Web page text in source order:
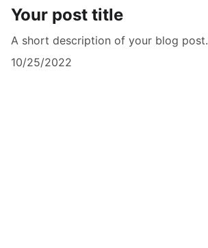
Your post title
A short description of your blog post.
10/25/2022